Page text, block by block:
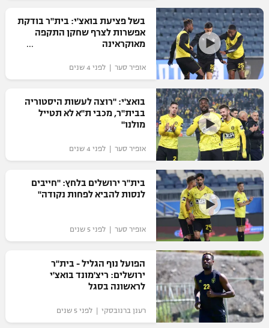
VOD
רץ ברשת
תוצאות
לוח שידורים
ברחבה
"מעל הליגה" – פודקאסט
"מחצית בשכונה" – פודקאסט
גביע המדינה
נבחרת ישראל
מכבי חיפה
בית"ר ירושלים
מכבי תל אביב
הפועל תל אביב
הפועל חיפה
הפועל באר שבע
מכבי נתניה
בני יהודה
ליגה גרמנית
ליגה ספרדית
ליגה איטלקית
ליגה צרפתית
ליגה הולנדית
ליגה סינית
ליגה ברזילאית
ליגות נוספות
ליגה לאומית
כדורסל נשים
מכבי תל אביב
הפועל חולון
הפועל ירושלים
דני אבדיה
NBA
יורוליג
יורוקאפ
ענפים נוספים
טניס
כדוריד
כדורעף
שחייה
ג'ודו
אגרוף
ספורט אולימפי
UFC
היאבקות WWE
אופניים
בשל פציעת בואצ'י: בית"ר בודקת
אפשרות לצרף שחקן התקפה
מאוקראינה
אופיר סער | לפני 4 שנים
בואצ'י: "רוצה לעשות היסטוריה
בבית"ר, מכבי ת"א לא תטייל
מולנו"
אופיר סער | לפני 4 שנים
בית"ר ירושלים בלחץ: "חייבים
לנסות להביא לפחות נקודה"
אופיר סער | לפני 5 שנים
הפועל נוף הגליל - בית"ר
ירושלים: ריצ'מונד בואצ'י
לראשונה בסגל
רענן ברנובסקי | לפני 5 שנים